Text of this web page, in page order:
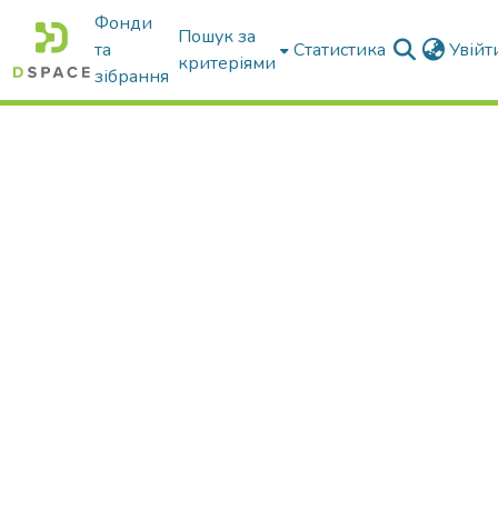
Фонди
та
зібрання
Пошук за
критеріями
Статистика